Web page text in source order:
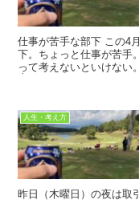
仕事が苦手な部下 この4月から僕のチームに配属になったとある部
下。ちょっと仕事が苦手
って考えないといけない。 マヂで？と思った方。真剣（マヂ）で
人生・考え方
昨日（木曜日）の夜は取引先との懇親会